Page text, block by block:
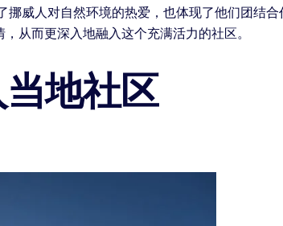
威人对自然环境的热爱，也体现了他们团结合
从而更深入地融入这个充满活力的社区。
地社区